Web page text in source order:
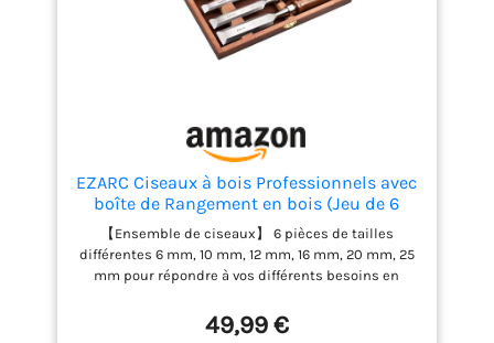
EZARC Ciseaux à bois Professionnels avec
boîte de Rangement en bois (Jeu de 6
pièces)
【Ensemble de ciseaux】 6 pièces de tailles
différentes 6 mm, 10 mm, 12 mm, 16 mm, 20 mm, 25
mm pour répondre à vos différents besoins en
haute qualité】 Les ciseaux à bois sont fabriqués
en acier au chrome vanadium résistant à la chaleur
49,99 €